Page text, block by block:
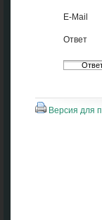
E-Mail
Ответ
Версия для